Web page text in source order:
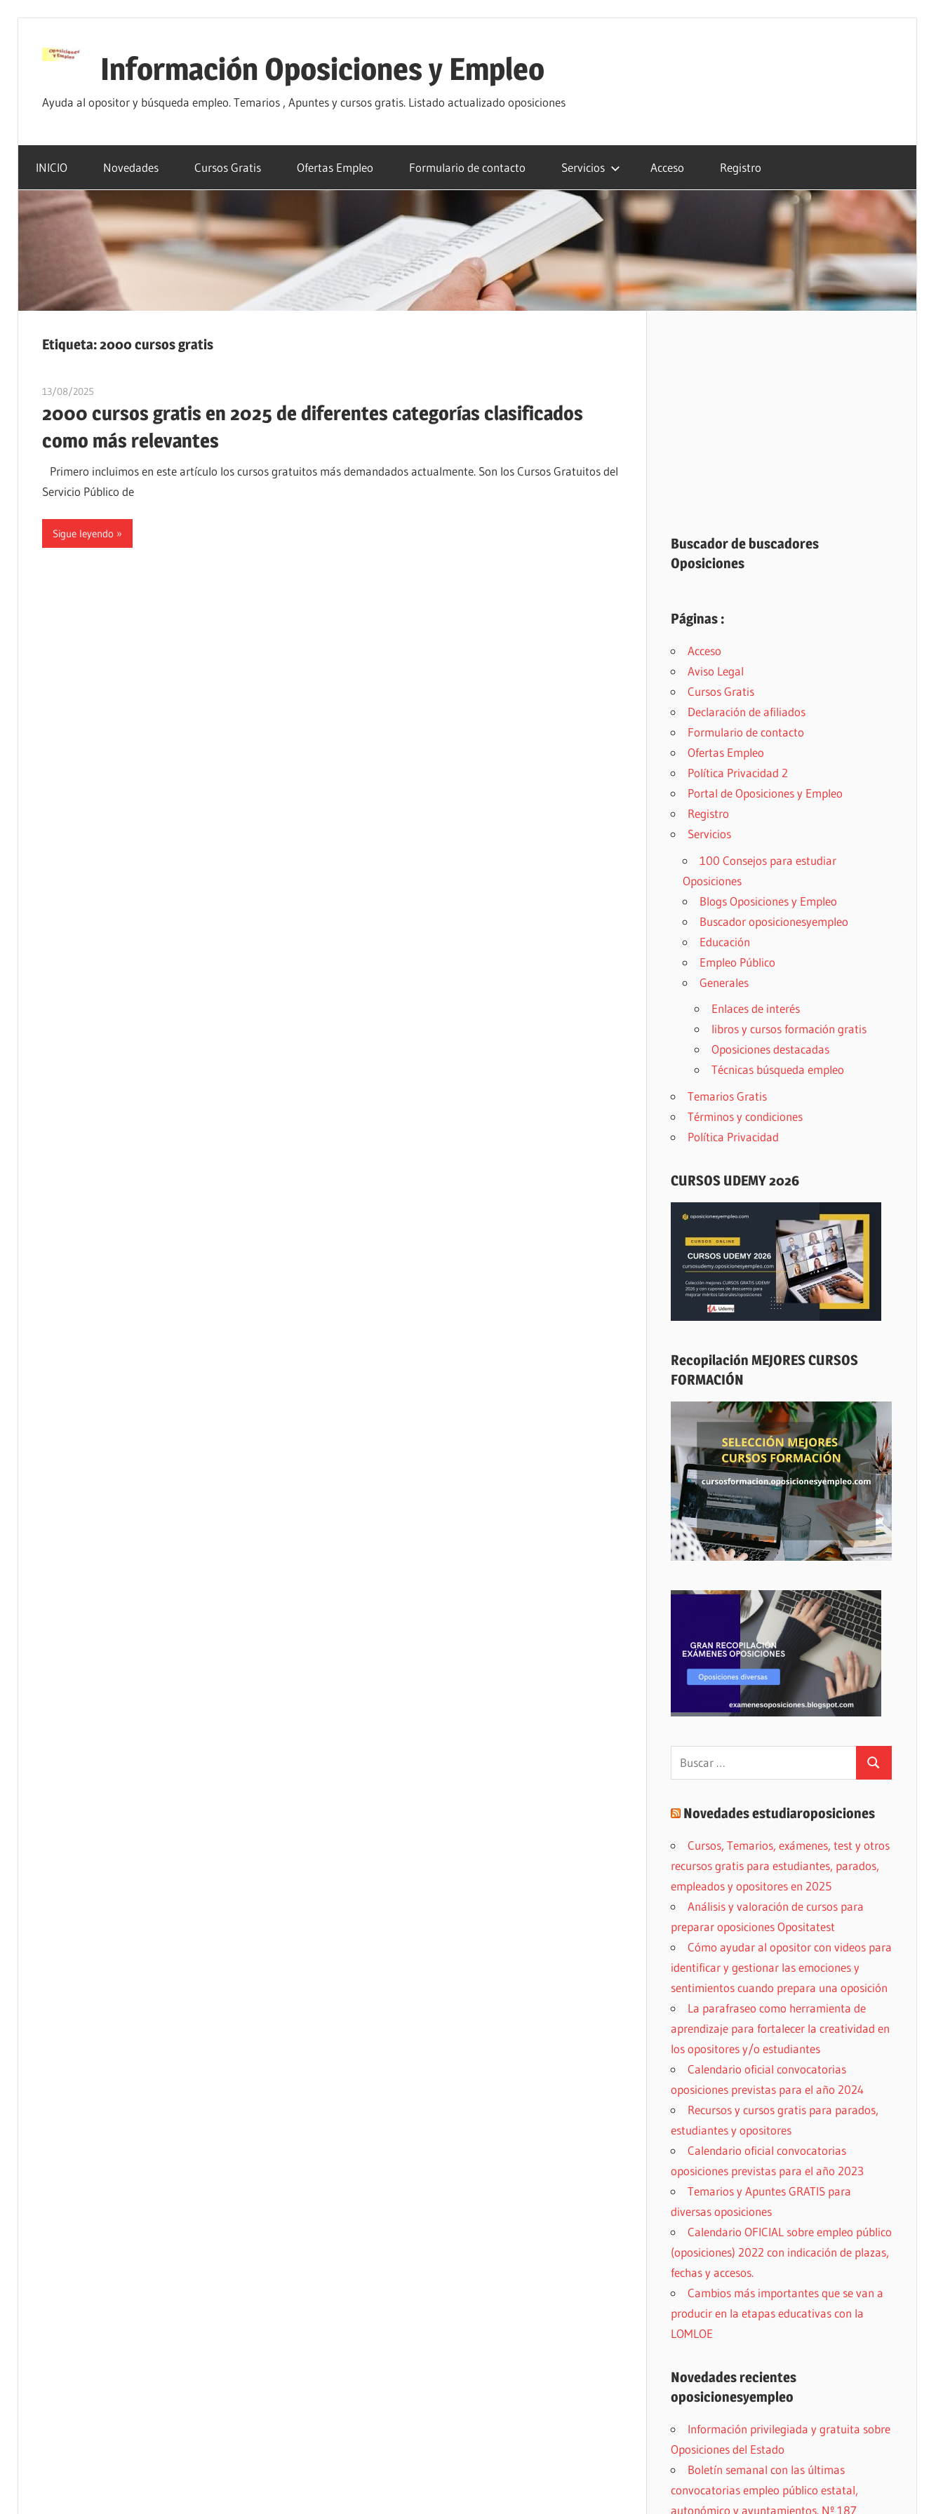
Información Oposiciones y Empleo
Ayuda al opositor y búsqueda empleo. Temarios , Apuntes y cursos gratis. Listado actualizado oposiciones
INICIO Novedades Cursos Gratis Ofertas Empleo Formulario de contacto Servicios Acceso Registro
Etiqueta:2000 cursos gratis
13/08/2025
2000 cursos gratis en 2025 de diferentes categorías clasificados
como más relevantes
Primero incluimos en este artículo los cursos gratuitos más demandados actualmente. Son los Cursos Gratuitos del
Servicio Público de
Sigue leyendo
Buscador de buscadores
Oposiciones
Páginas :
Acceso
Aviso Legal
Cursos Gratis
Declaración de afiliados
Formulario de contacto
Ofertas Empleo
Política Privacidad 2
Portal de Oposiciones y Empleo
Registro
Servicios
100 Consejos para estudiar
Oposiciones
Blogs Oposiciones y Empleo
Buscador oposicionesyempleo
Educación
Empleo Público
Generales
Enlaces de interés
libros y cursos formación gratis
Oposiciones destacadas
Técnicas búsqueda empleo
Temarios Gratis
Términos y condiciones
Política Privacidad
CURSOS UDEMY 2026
Recopilación MEJORES CURSOS
FORMACIÓN
Buscar:
Buscar
Novedades estudiaroposiciones
Cursos, Temarios, exámenes, test y otros
recursos gratis para estudiantes, parados,
empleados y opositores en 2025
Análisis y valoración de cursos para
preparar oposiciones Opositatest
Cómo ayudar al opositor con videos para
identificar y gestionar las emociones y
sentimientos cuando prepara una oposición
La parafraseo como herramienta de
aprendizaje para fortalecer la creatividad en
los opositores y/o estudiantes
Calendario oficial convocatorias
oposiciones previstas para el año 2024
Recursos y cursos gratis para parados,
estudiantes y opositores
Calendario oficial convocatorias
oposiciones previstas para el año 2023
Temarios y Apuntes GRATIS para
diversas oposiciones
Calendario OFICIAL sobre empleo público
(oposiciones) 2022 con indicación de plazas,
fechas y accesos.
Cambios más importantes que se van a
producir en la etapas educativas con la
LOMLOE
Novedades recientes
oposicionesyempleo
Información privilegiada y gratuita sobre
Oposiciones del Estado
Boletín semanal con las últimas
convocatorias empleo público estatal,
autonómico y ayuntamientos. Nº 187